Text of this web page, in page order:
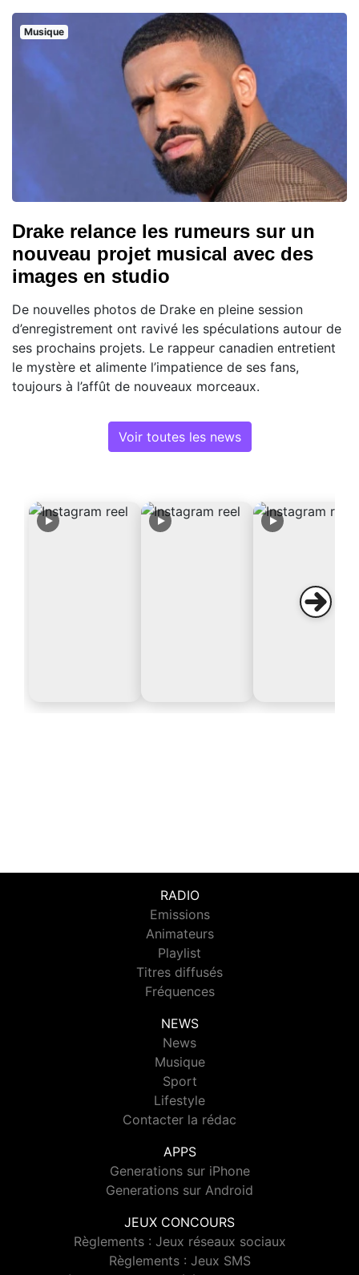
Musique
Drake relance les rumeurs sur un
nouveau projet musical avec des
images en studio
De nouvelles photos de Drake en pleine session
d’enregistrement ont ravivé les spéculations autour de
ses prochains projets. Le rappeur canadien entretient
le mystère et alimente l’impatience de ses fans,
toujours à l’affût de nouveaux morceaux.
Voir toutes les news
RADIO
Emissions
Animateurs
Playlist
Titres diffusés
Fréquences
NEWS
News
Musique
Sport
Lifestyle
Contacter la rédac
APPS
Generations sur iPhone
Generations sur Android
JEUX CONCOURS
Règlements : Jeux réseaux sociaux
Règlements : Jeux SMS